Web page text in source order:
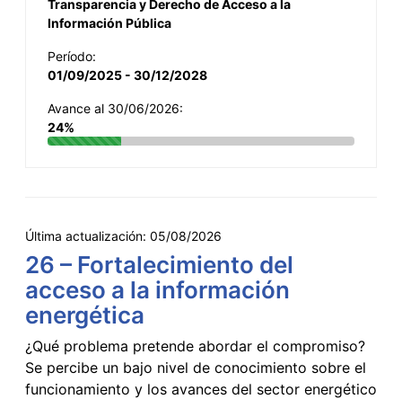
Transparencia y Derecho de Acceso a la
Información Pública
Período:
01/09/2025 - 30/12/2028
Avance al 30/06/2026:
24%
Última actualización: 05/08/2026
26 – Fortalecimiento del
acceso a la información
energética
¿Qué problema pretende abordar el compromiso?
Se percibe un bajo nivel de conocimiento sobre el
funcionamiento y los avances del sector energético